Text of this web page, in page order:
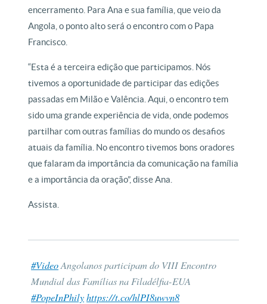
encerramento. Para Ana e sua família, que veio da
Angola, o ponto alto será o encontro com o Papa
Francisco.
“Esta é a terceira edição que participamos. Nós
tivemos a oportunidade de participar das edições
passadas em Milão e Valência. Aqui, o encontro tem
sido uma grande experiência de vida, onde podemos
partilhar com outras famílias do mundo os desafios
atuais da família. No encontro tivemos bons oradores
que falaram da importância da comunicação na família
e a importância da oração”, disse Ana.
Assista.
#VideoAngolanos participam do VIII Encontro
Mundial das Famílias na Filadélfia-EUA
#PopeInPhilyhttps://t.co/hlPI8uwvn8